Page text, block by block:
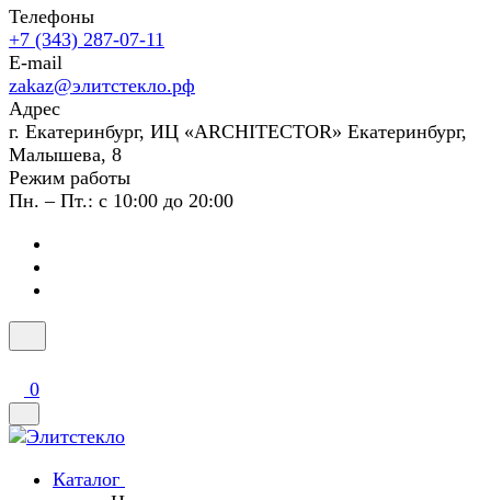
Телефоны
+7 (343) 287-07-11
E-mail
zakaz@элитстекло.рф
Адрес
г. Екатеринбург, ИЦ «ARCHITECTOR» Екатеринбург,
Малышева, 8
Режим работы
Пн. – Пт.: с 10:00 до 20:00
0
Каталог